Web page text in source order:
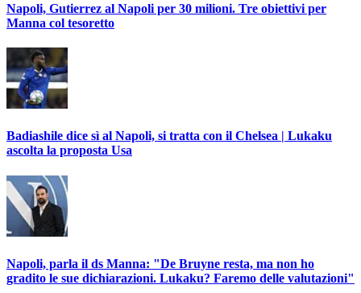
Napoli, Gutierrez al Napoli per 30 milioni. Tre obiettivi per
Manna col tesoretto
Badiashile dice sì al Napoli, si tratta con il Chelsea | Lukaku
ascolta la proposta Usa
Napoli, parla il ds Manna: "De Bruyne resta, ma non ho
gradito le sue dichiarazioni. Lukaku? Faremo delle valutazioni"